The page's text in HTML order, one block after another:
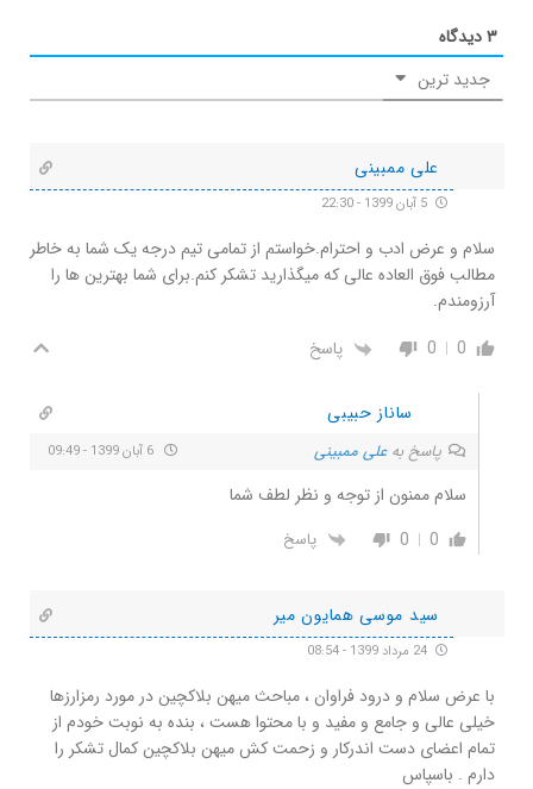
۳دیدگاه
جدید ترین
علی ممبینی
سلام و عرض ادب و احترام.خواستم از تمامی تیم درجه یک شما به خاطر
مطالب فوق العاده عالی که میگذارید تشکر کنم.برای شما بهترین ها را
آرزومندم.
0
0 پاسخ
ساناز حبیبی
پاسخ بهعلی ممبینی
سلام ممنون از توجه و نظر لطف شما
0
0 پاسخ
سید موسی همایون میر
با عرض سلام و درود فراوان ، مباحث میهن بلاکچین در مورد رمزارزها
خیلی عالی و جامع و مفید و با محتوا هست ، بنده به نوبت خودم از
تمام اعضای دست اندرکار و زحمت کش میهن بلاکچین کمال تشکر را
دارم . باسپاس